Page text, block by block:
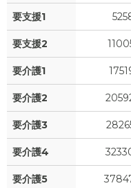
要支援1
要支援2
要介護1
要介護2
要介護3
要介護4
要介護5